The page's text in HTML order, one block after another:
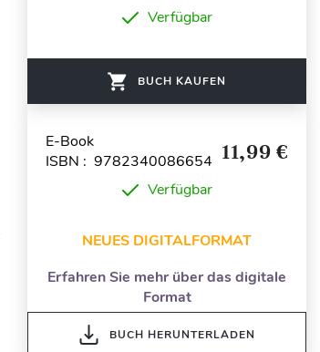
Verfügbar
BUCH KAUFEN
E-Book
ISBN : 9782340086654 11,99 €
Verfügbar
NEUES DIGITALFORMAT
Erfahren Sie mehr über das digitale
Format
BUCH HERUNTERLADEN